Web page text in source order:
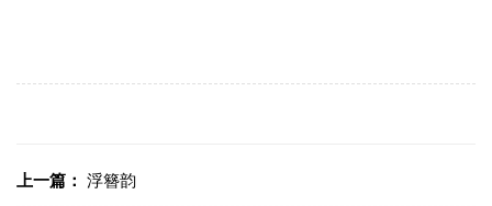
上一篇： 浮簪韵